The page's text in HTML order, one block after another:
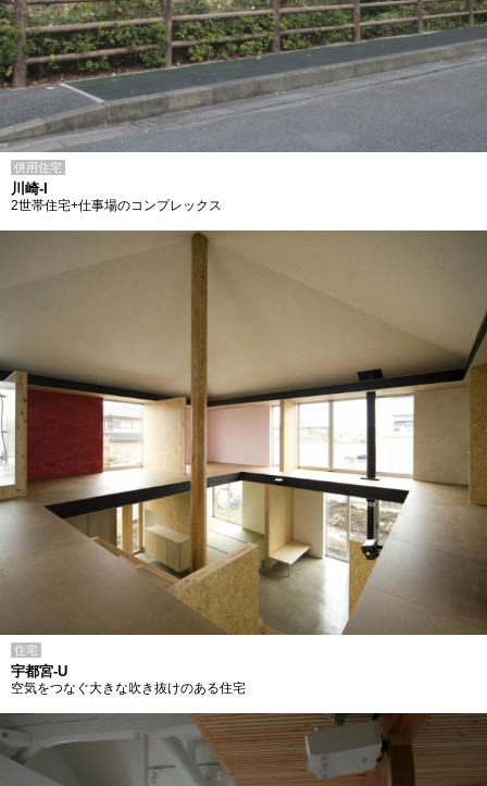
併用住宅
川崎-I
2世帯住宅+仕事場のコンプレックス
住宅
宇都宮-U
空気をつなぐ大きな吹き抜けのある住宅